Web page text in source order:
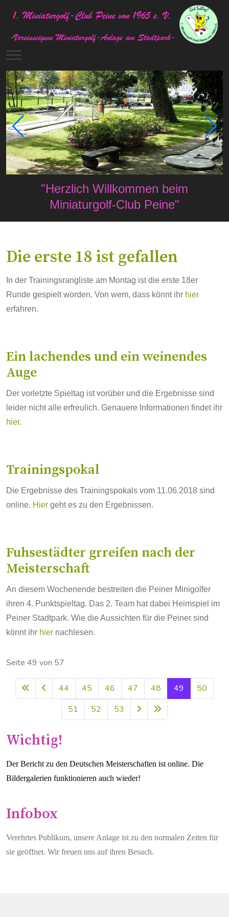
Mobile Menu Toggle
"Herzlich Willkommen beim
Miniaturgolf-Club Peine"
Die erste 18 ist gefallen
In der Trainingsrangliste am Montag ist die erste 18er
Runde gespielt worden. Von wem, dass könnt ihr hier
erfahren.
Ein lachendes und ein weinendes
Auge
Der vorletzte Spieltag ist vorüber und die Ergebnisse sind
leider nicht alle erfreulich. Genauere Informationen findet ihr
hier.
Trainingspokal
Die Ergebnisse des Trainingspokals vom 11.06.2018 sind
online. Hier geht es zu den Ergebnissen.
Fuhsestädter grreifen nach der
Meisterschaft
An diesem Wochenende bestreiten die Peiner Minigolfer
ihren 4. Punktspieltag. Das 2. Team hat dabei Heimspiel im
Peiner Stadtpark. Wie die Aussichten für die Peiner sind
könnt ihr hier nachlesen.
Seite 49 von 57
44 45 46 47 48 49
50
51
52 53
Wichtig!
Der Bericht zu den Deutschen Meisterschaften ist online. Die
Bildergalerien funktionieren auch wieder!
Infobox
Verehrtes Publikum, unsere Anlage ist zu den normalen Zeiten für
sie geöffnet. Wir freuen uns auf ihren Besuch.